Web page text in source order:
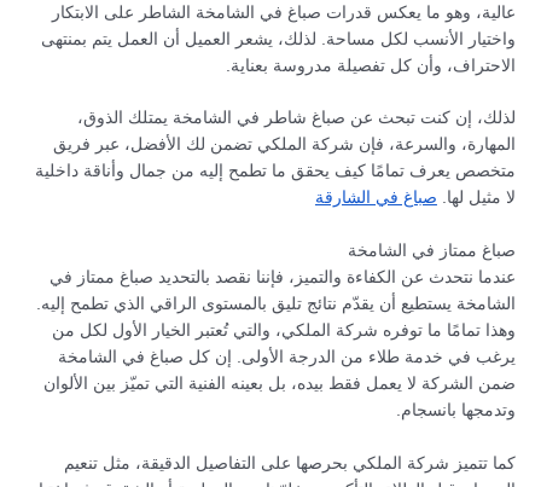
عالية، وهو ما يعكس قدرات صباغ في الشامخة الشاطر على الابتكار
واختيار الأنسب لكل مساحة. لذلك، يشعر العميل أن العمل يتم بمنتهى
الاحتراف، وأن كل تفصيلة مدروسة بعناية.
لذلك، إن كنت تبحث عن صباغ شاطر في الشامخة يمتلك الذوق،
المهارة، والسرعة، فإن شركة الملكي تضمن لك الأفضل، عبر فريق
متخصص يعرف تمامًا كيف يحقق ما تطمح إليه من جمال وأناقة داخلية
لا مثيل لها. صباغ في الشارقة
صباغ ممتاز في الشامخة
عندما نتحدث عن الكفاءة والتميز، فإننا نقصد بالتحديد صباغ ممتاز في
الشامخة يستطيع أن يقدّم نتائج تليق بالمستوى الراقي الذي تطمح إليه.
وهذا تمامًا ما توفره شركة الملكي، والتي تُعتبر الخيار الأول لكل من
يرغب في خدمة طلاء من الدرجة الأولى. إن كل صباغ في الشامخة
ضمن الشركة لا يعمل فقط بيده، بل بعينه الفنية التي تميّز بين الألوان
وتدمجها بانسجام.
كما تتميز شركة الملكي بحرصها على التفاصيل الدقيقة، مثل تنعيم